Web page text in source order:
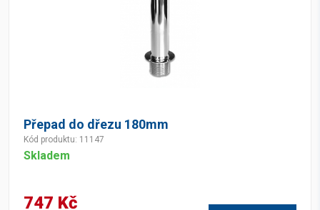
Přepad do dřezu 180mm
Kód produktu: 11147
Skladem
747 Kč